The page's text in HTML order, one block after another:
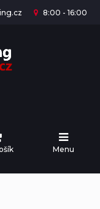
8:00 - 16:00
Menu